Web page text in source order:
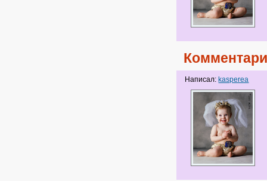
Написал: kasperea